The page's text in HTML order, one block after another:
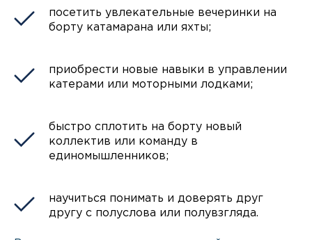
посетить увлекательные вечеринки на
борту катамарана или яхты;
приобрести новые навыки в управлении
катерами или моторными лодками;
быстро сплотить на борту новый
коллектив или команду в
единомышленников;
научиться понимать и доверять друг
другу с полуслова или полувзгляда.